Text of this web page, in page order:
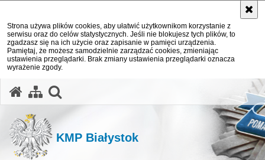
Strona używa plików cookies, aby ułatwić użytkownikom korzystanie z
serwisu oraz do celów statystycznych. Jeśli nie blokujesz tych plików, to
zgadzasz się na ich użycie oraz zapisanie w pamięci urządzenia.
Pamiętaj, że możesz samodzielnie zarządzać cookies, zmieniając
ustawienia przeglądarki. Brak zmiany ustawienia przeglądarki oznacza
wyrażenie zgody.
KMP Białystok